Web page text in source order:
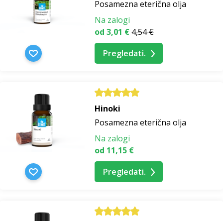
Posamezna eterična olja
Na zalogi
od 3,01 €4,54 €
Pregledati.
Hinoki
Posamezna eterična olja
Na zalogi
od 11,15 €
Pregledati.